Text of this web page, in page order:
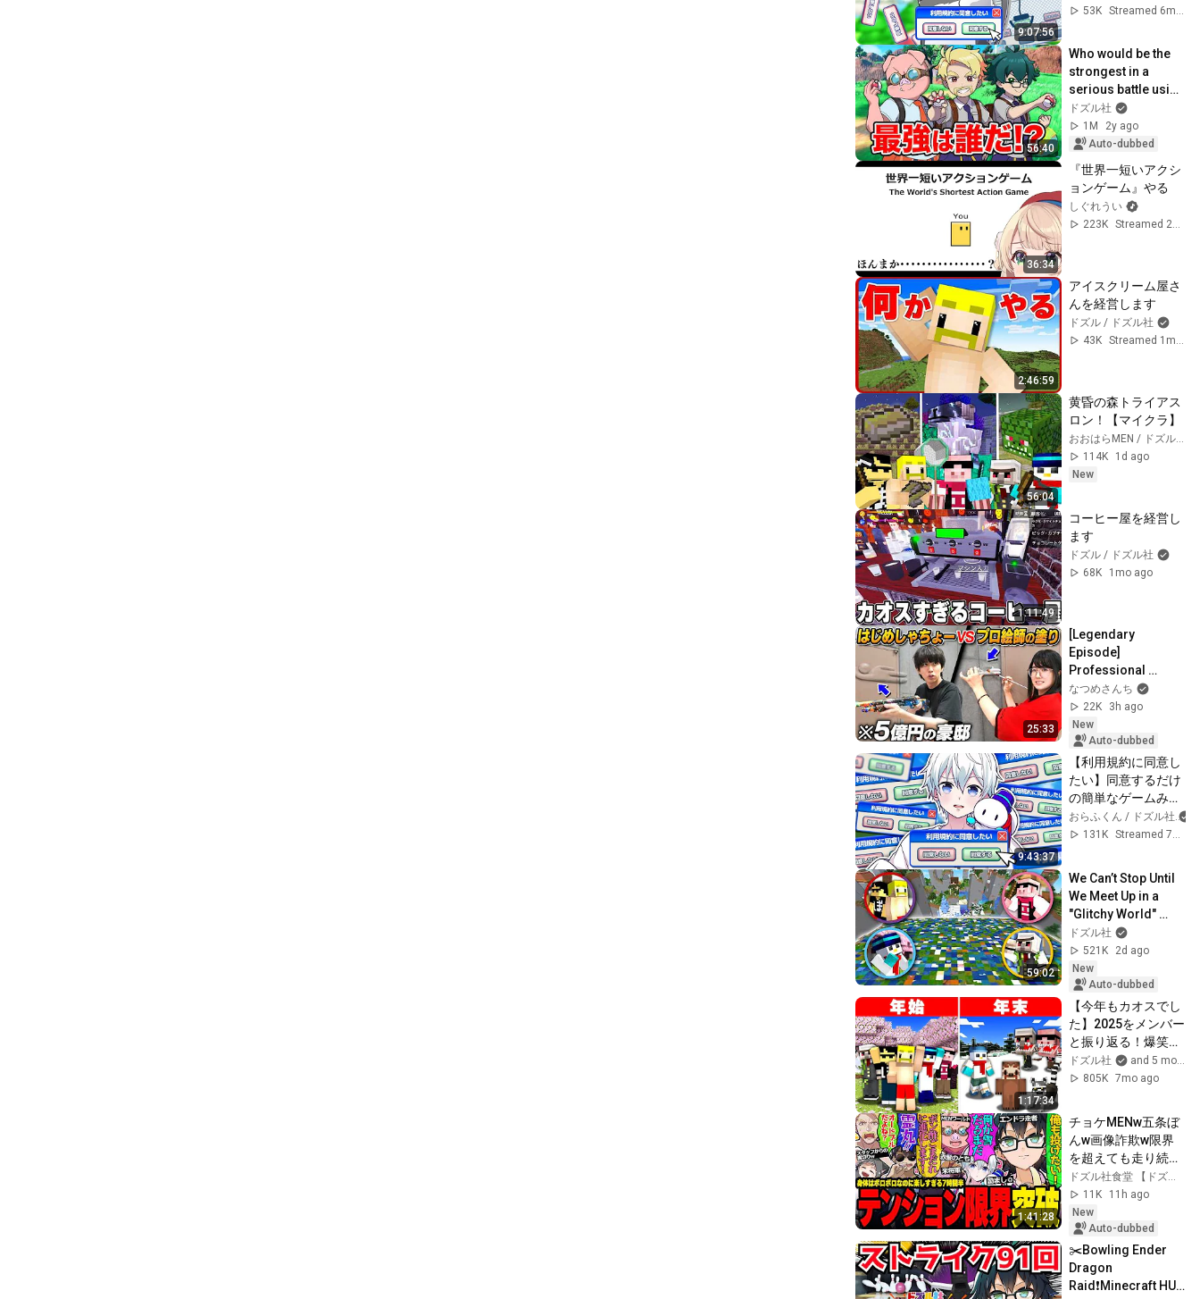
9:07:56
意したい】【ネコお
53K
56:40
Who would be the
strongest in a
serious battle using
only the Pokemon
you caught in an
hour?! [Po...
ドズル社
1M
2y ago
Auto-dubbed
36:34
『世界一短いアクシ
ョンゲーム』やる
しぐれうい
223K
Streamed 2y ago
2:46:59
アイスクリーム屋さ
んを経営します
ドズル / ドズル社
43K
Streamed 1mo ago
56:04
黄昏の森トライアス
ロン！【マイクラ】
おおはらMEN / ドズル社
114K
1d ago
New
1:11:49
コーヒー屋を経営し
ます
ドズル / ドズル社
68K
1mo ago
25:33
[Legendary
Episode]
Professional
Artists Try the "Live-
Action Chameleon"
Challenge at
Hajime Syac...
なつめさんち
22K
3h ago
New
Auto-dubbed
9:43:37
【利用規約に同意し
たい】同意するだけ
の簡単なゲームみた
いです！【ドズル
社/おらふくん】
おらふくん / ドズル社
131K
Streamed 7mo ago
59:02
We Can’t Stop Until
We Meet Up in a
"Glitchy World"
Where Health Is
Shared! [Minecraft]
ドズル社
521K
2d ago
New
Auto-dubbed
1:17:34
【今年もカオスでし
た】2025をメンバー
と振り返る！爆笑シ
ーンTOP10！
ドズル社
and 5 more
805K 7mo ago
1:41:28
チョケMENw五条ぼ
んw画像詐欺w限界
を超えても走り続け
るドズル社が面白す
ぎたw【ドズル社/切
り抜き】【ドズル/
ぼんじゅうる/おお
はらMEN/おんりー/
おらふくん/ネコお
じ】
ドズル社食堂 【ドズル社切り抜き】
11K
11h ago
New
Auto-dubbed
✂️Bowling Ender
Dragon
Raid❗Minecraft HUD